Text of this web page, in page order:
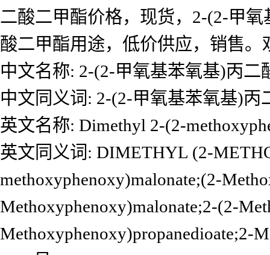
二酸二甲酯价格，现货，2-(2-甲
酸二甲酯用途，低价供应，销售
中文名称: 2-(2-甲氧基苯氧基)丙二
中文同义词: 2-(2-甲氧基苯氧基)丙
英文名称: Dimethyl 2-(2-
英文同义词: DIMETHYL (2-
methoxyphenoxy)malonate;(2-
Methoxyphenoxy)malonate;2-(2-
Methoxyphenoxy)propanedioate;2-